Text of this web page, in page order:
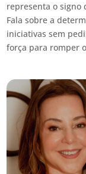
representa o signo
Fala sobre a
iniciativas sem
força para romper